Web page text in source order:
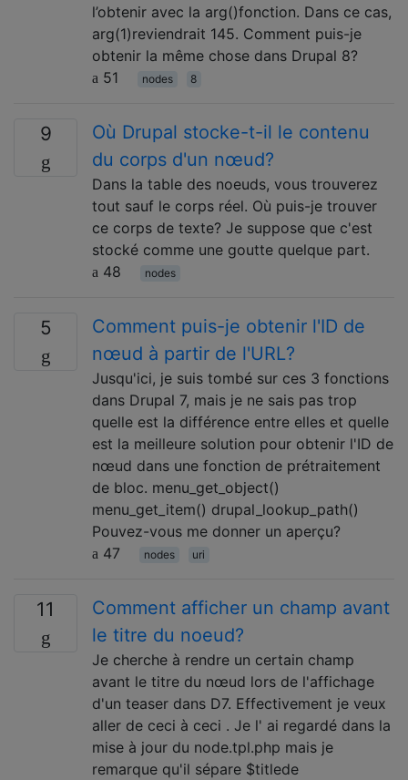
l’obtenir avec la arg()fonction. Dans ce cas,
arg(1)reviendrait 145. Comment puis-je
obtenir la même chose dans Drupal 8?
51
nodes 8
9
Où Drupal stocke-t-il le contenu
du corps d'un nœud?
Dans la table des noeuds, vous trouverez
tout sauf le corps réel. Où puis-je trouver
ce corps de texte? Je suppose que c'est
stocké comme une goutte quelque part.
48
nodes
5
Comment puis-je obtenir l'ID de
nœud à partir de l'URL?
Jusqu'ici, je suis tombé sur ces 3 fonctions
dans Drupal 7, mais je ne sais pas trop
quelle est la différence entre elles et quelle
est la meilleure solution pour obtenir l'ID de
nœud dans une fonction de prétraitement
de bloc. menu_get_object()
menu_get_item() drupal_lookup_path()
Pouvez-vous me donner un aperçu?
47
nodes uri
11
Comment afficher un champ avant
le titre du noeud?
Je cherche à rendre un certain champ
avant le titre du nœud lors de l'affichage
d'un teaser dans D7. Effectivement je veux
aller de ceci à ceci . Je l' ai regardé dans la
mise à jour du node.tpl.php mais je
remarque qu'il sépare $titlede